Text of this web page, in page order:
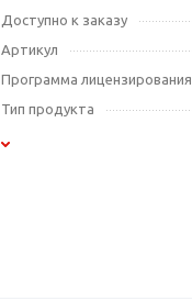
Доступно к заказу
Артикул
Программа лицензирования
Тип продукта